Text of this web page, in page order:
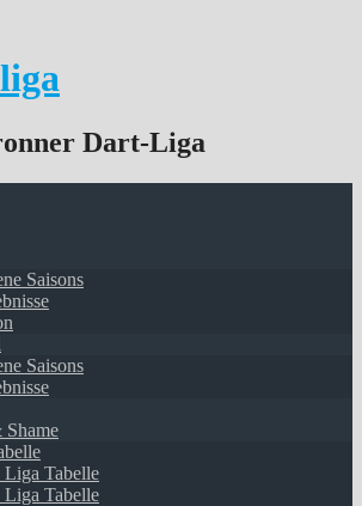
Dart-Liga
Saisons
Saisons
Tabelle
Tabelle